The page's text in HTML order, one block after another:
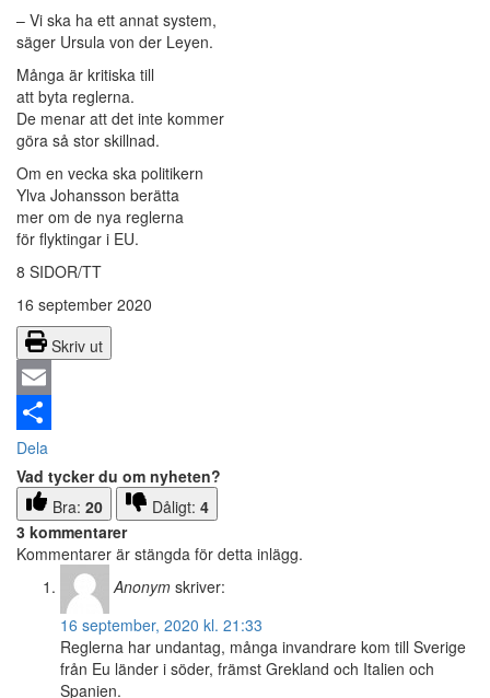
– Vi ska ha ett annat system,
säger Ursula von der Leyen.
Många är kritiska till
att byta reglerna.
De menar att det inte kommer
göra så stor skillnad.
Om en vecka ska politikern
Ylva Johansson berätta
mer om de nya reglerna
för flyktingar i EU.
8 SIDOR/TT
16 september 2020
Skriv ut
Email
Dela
Vad tycker du om nyheten?
Bra: 20 Dåligt: 4
3 kommentarer
Kommentarer är stängda för detta inlägg.
Anonym skriver:
16 september, 2020 kl. 21:33
Reglerna har undantag, många invandrare kom till Sverige
från Eu länder i söder, främst Grekland och Italien och
Spanien.